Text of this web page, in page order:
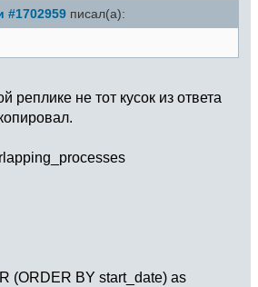
#1702959 писал(а):
реплике не тот кусок из ответа
(ORDER BY start_date) as